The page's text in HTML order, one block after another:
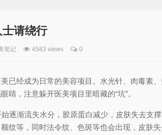
士请绕行
笔记 4583 views 0
已经成为日常的美容项目。水光针、肉毒
睛，注意躲开医美项目里暗藏的“坑”。
逐渐流失水分，胶原蛋白减少，皮肤失去支
纹等，同时法令纹、色斑等也会出现，皮肤